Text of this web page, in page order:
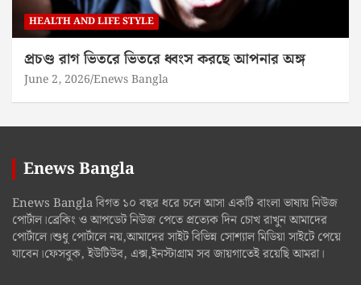
HEALTH AND LIFE STYLE
প্রচণ্ড রাগ ভিতরে ভিতরে ধ্বংস করছে আপনার অঙ্গ
June 2, 2026 Enews Bangla
Enews Bangla
Enews Bangla বিগত ১০ বছর ধরে চলে আসা একটি বাংলা ভাষায় নিউজ
পোর্টাল।ব্রেকিং ও আপডেট নিউজ পেতে প্রত্যেক দিন চোখ রাখুন আমাদের
পোর্টালে।শুধু পোর্টালে নয়,আমাদের সাইট বিভিন্ন সোশ্যাল মিডিয়া সাইটে পেয়ে
যাবেন।ফেসবুক, ইউটিউব, এক্স,ইনস্টাগ্রাম সব জায়গাতেই রয়েছি আমরা।